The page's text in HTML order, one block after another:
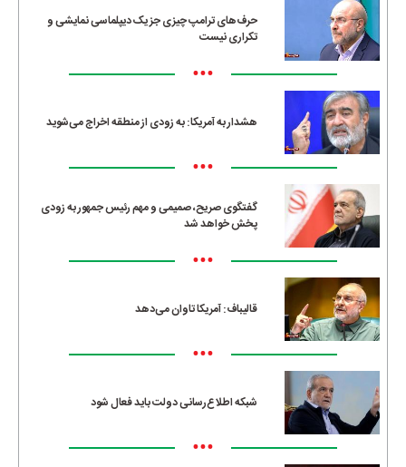
حرف‌های ترامپ چیزی جز یک دیپلماسی نمایشی و
تکراری نیست
•••
هشدار به آمریکا: به زودی از منطقه اخراج می‌شوید
•••
گفتگوی صریح، صمیمی و مهم رئیس جمهور به زودی
پخش خواهد شد
•••
قالیباف: آمریکا تاوان می‌دهد
•••
شبکه اطلاع‌رسانی دولت باید فعال شود
•••